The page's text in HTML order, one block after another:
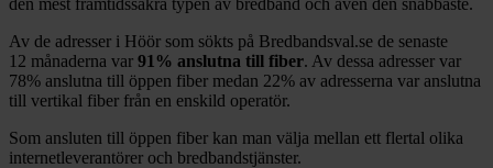
Av de adresser i Höör som sökts på Bredbandsval.se de senaste
12 månaderna var 91% anslutna till fiber. Av dessa adresser var
78% anslutna till öppen fiber medan 22% av adresserna var anslutna
till vertikal fiber från en enskild operatör.
Som ansluten till öppen fiber kan man välja mellan ett flertal olika
internetleverantörer och bredbandstjänster.